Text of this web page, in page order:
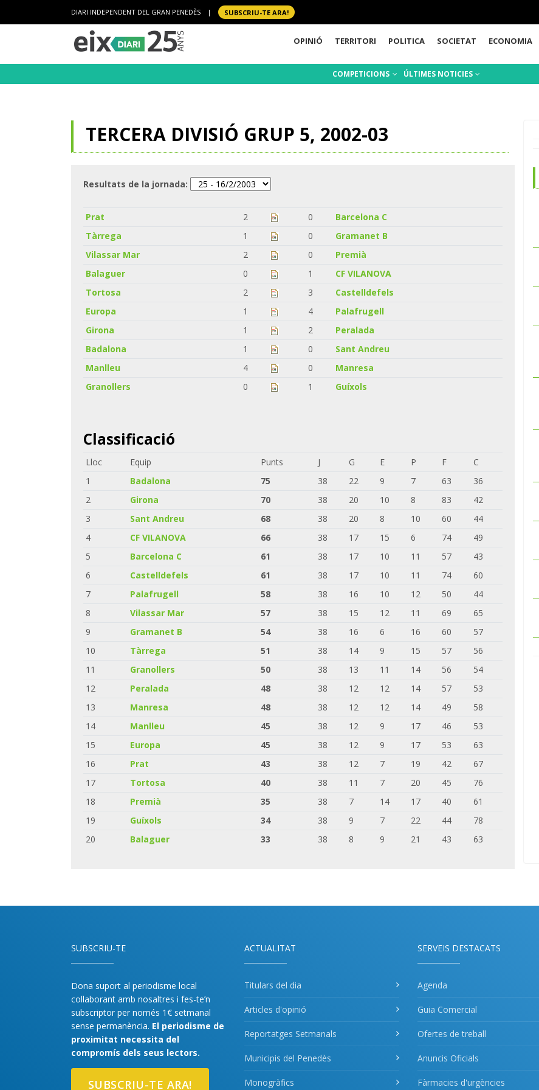
DIARI INDEPENDENT DEL GRAN PENEDÈS | SUBSCRIU-TE ARA!
OPINIÓ TERRITORI POLITICA SOCIETAT ECONOMIA
COMPETICIONS ÚLTIMES NOTICIES
TERCERA DIVISIÓ GRUP 5, 2002-03
Resultats de la jornada:
Prat 2 0
Barcelona C
Tàrrega
1 0
Gramanet B
Vilassar Mar
2 0
Premià
Balaguer
0 1
CF VILANOVA
Tortosa
2 3
Castelldefels
Europa
1 4
Palafrugell
Girona
1 2
Peralada
Badalona
1 0
Sant Andreu
Manlleu
4 0
Manresa
Granollers
0 1 Guíxols
Classificació
Lloc Equip Punts J G E P F
C
1
Badalona 75 38 22 9 7 63
36
2
Girona 70 38 20 10 8 83
42
3
Sant Andreu 68 38 20 8 10 60
44
4
CF VILANOVA 66 38 17 15 6 74
49
5
Barcelona C 61 38 17 10 11 57
43
6
Castelldefels 61 38 17 10 11 74
60
7
Palafrugell 58 38 16 10 12 50
44
8
Vilassar Mar 57 38 15 12 11 69
65
9
Gramanet B 54 38 16 6 16 60
57
10
Tàrrega 51 38 14 9 15 57
56
11
Granollers 50 38 13 11 14 56
54
12
Peralada 48 38 12 12 14 57
53
13
Manresa 48 38 12 12 14 49
58
14
Manlleu 45 38 12 9 17 46
53
15
Europa 45 38 12 9 17 53
63
16
Prat 43 38 12 7 19 42
67
17
Tortosa 40 38 11 7 20 45
76
18
Premià 35 38 7 14 17 40
61
19
Guíxols 34 38 9 7 22 44
78
20
Balaguer 33 38 8 9 21 43 63
SUBSCRIU-TE
Dona suport al periodisme local
col·laborant amb nosaltres i fes-te’n
subscriptor per només 1€ setmanal
sense permanència. El periodisme de
proximitat necessita del
compromís dels seus lectors.
SUBSCRIU-TE ARA!
ACTUALITAT
Titulars del dia
Articles d'opinió
Reportatges Setmanals
Municipis del Penedès
Monogràfics
SERVEIS DESTACATS
Agenda
Guia Comercial
Ofertes de treball
Anuncis Oficials
Fàrmacies d'urgències